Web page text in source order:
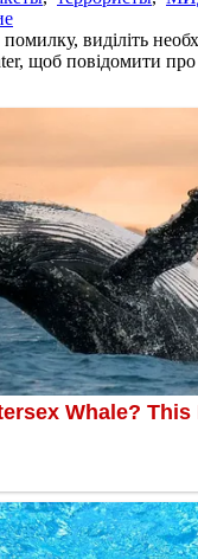
виділіть
щоб повідомити